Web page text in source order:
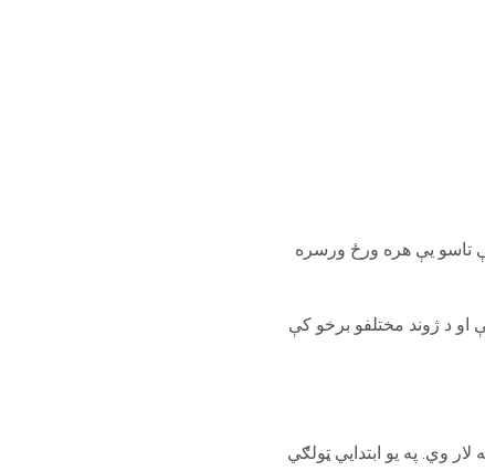
چې تاسو یې هره ورځ ورسره
د ژوند مختلفو برخو کې
وي. په یو ابتدايي ټولګي